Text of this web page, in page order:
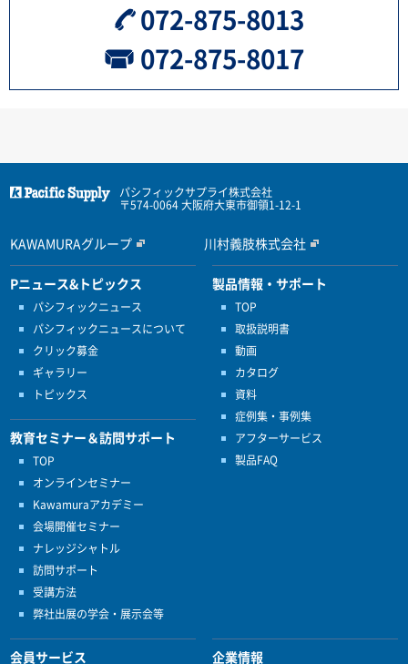
072-875-8013
072-875-8017
パシフィックサプライ株式会社
〒574-0064 大阪府大東市御領1-12-1
KAWAMURAグループ 川村義肢株式会社
Pニュース&トピックス
パシフィックニュース
パシフィックニュースについて
クリック募金
ギャラリー
トピックス
教育セミナー＆訪問サポート
TOP
オンラインセミナー
Kawamuraアカデミー
会場開催セミナー
ナレッジシャトル
訪問サポート
受講方法
弊社出展の学会・展示会等
製品情報・サポート
TOP
取扱説明書
動画
カタログ
資料
症例集・事例集
アフターサービス
製品FAQ
会員サービス 企業情報